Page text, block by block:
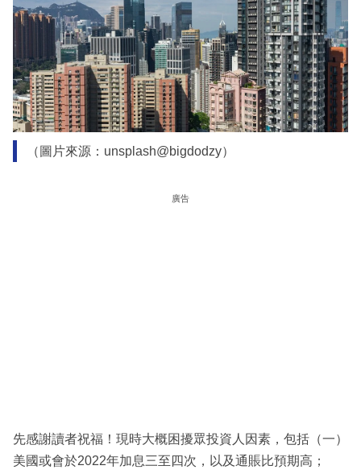
（圖片來源：unsplash@bigdodzy）
廣告
先感謝讀者祝福！現時大概困擾眾投資人因素，包括（一）
美國或會於2022年加息三至四次，以及通賬比預期高；